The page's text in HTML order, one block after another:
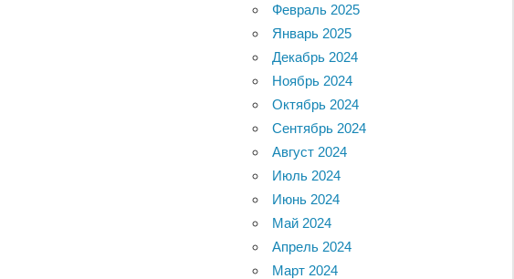
Февраль 2025
Январь 2025
Декабрь 2024
Ноябрь 2024
Октябрь 2024
Сентябрь 2024
Август 2024
Июль 2024
Июнь 2024
Май 2024
Апрель 2024
Март 2024